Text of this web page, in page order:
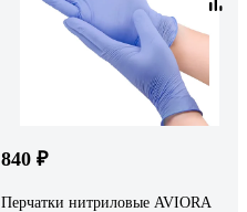
840 ₽
Перчатки нитриловые AVIORA